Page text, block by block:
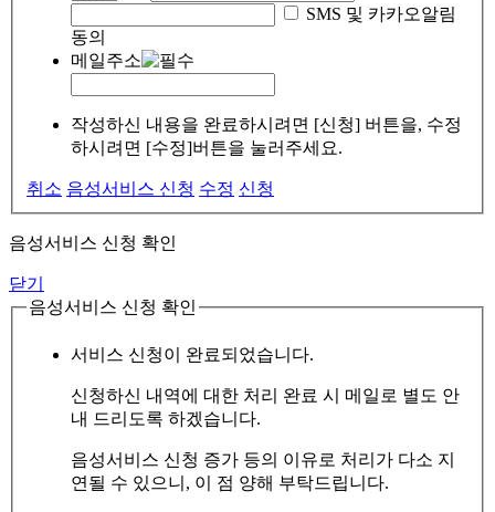
SMS 및 카카오알림
동의
메일주소
작성하신 내용을 완료하시려면 [신청] 버튼을, 수정
하시려면 [수정]버튼을 눌러주세요.
취소 음성서비스 신청 수정 신청
음성서비스 신청 확인
닫기
음성서비스 신청 확인
서비스 신청이 완료되었습니다.
신청하신 내역에 대한 처리 완료 시 메일로 별도 안
내 드리도록 하겠습니다.
음성서비스 신청 증가 등의 이유로 처리가 다소 지
연될 수 있으니, 이 점 양해 부탁드립니다.